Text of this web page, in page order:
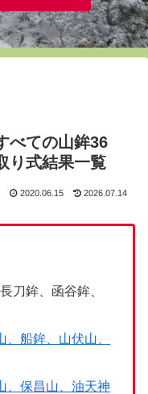
べての山鉾36
り式結果一覧
2020.06.15 2026.07.14
鉾、函谷鉾、
、船鉾、山伏山、
、保昌山、油天神